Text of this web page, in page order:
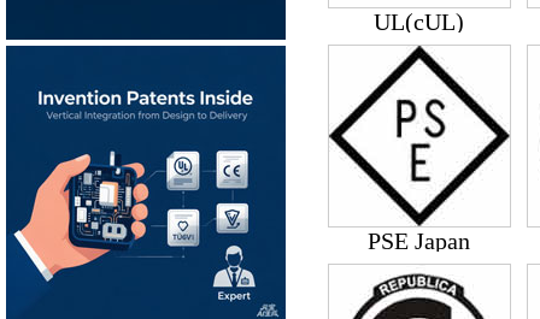
UL(cUL)
PSE Japan